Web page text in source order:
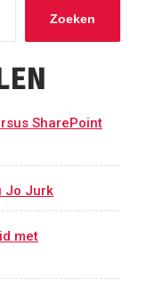
Zoeken
SharePoint
Jo Jurk
met